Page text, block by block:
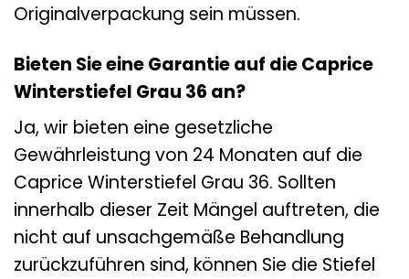
Originalverpackung sein müssen.
Bieten Sie eine Garantie auf die Caprice
Winterstiefel Grau 36 an?
Ja, wir bieten eine gesetzliche
Gewährleistung von 24 Monaten auf die
Caprice Winterstiefel Grau 36. Sollten
innerhalb dieser Zeit Mängel auftreten, die
nicht auf unsachgemäße Behandlung
zurückzuführen sind, können Sie die Stiefel